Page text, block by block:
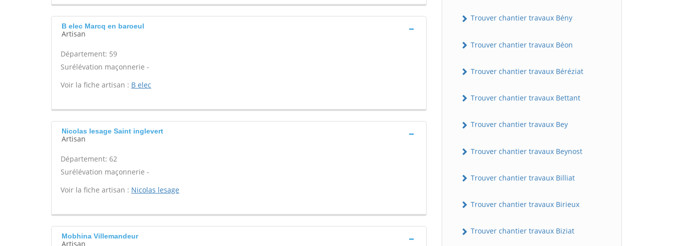
B elec Marcq en baroeul
Artisan
Département: 59
Surélévation maçonnerie -
Voir la fiche artisan : B elec
Nicolas lesage Saint inglevert
Artisan
Département: 62
Surélévation maçonnerie -
Voir la fiche artisan : Nicolas lesage
Mobhina Villemandeur
Artisan
Trouver chantier travaux Bény
Trouver chantier travaux Béon
Trouver chantier travaux Béréziat
Trouver chantier travaux Bettant
Trouver chantier travaux Bey
Trouver chantier travaux Beynost
Trouver chantier travaux Billiat
Trouver chantier travaux Birieux
Trouver chantier travaux Biziat